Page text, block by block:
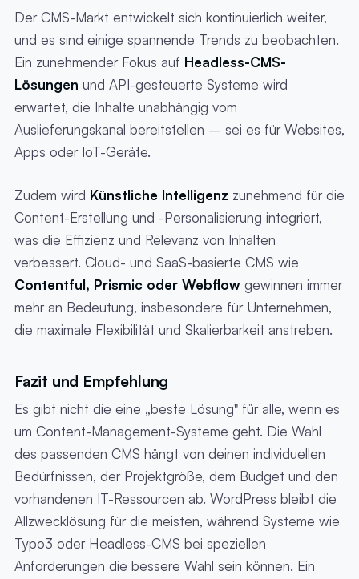
Der CMS-Markt entwickelt sich kontinuierlich weiter,
und es sind einige spannende Trends zu beobachten.
Ein zunehmender Fokus auf Headless-CMS-
Lösungen und API-gesteuerte Systeme wird
erwartet, die Inhalte unabhängig vom
Auslieferungskanal bereitstellen – sei es für Websites,
Apps oder IoT-Geräte.
Zudem wird Künstliche Intelligenz zunehmend für die
Content-Erstellung und -Personalisierung integriert,
was die Effizienz und Relevanz von Inhalten
verbessert. Cloud- und SaaS-basierte CMS wie
Contentful, Prismic oder Webflow gewinnen immer
mehr an Bedeutung, insbesondere für Unternehmen,
die maximale Flexibilität und Skalierbarkeit anstreben.
Fazit und Empfehlung
Es gibt nicht die eine „beste Lösung" für alle, wenn es
um Content-Management-Systeme geht. Die Wahl
des passenden CMS hängt von deinen individuellen
Bedürfnissen, der Projektgröße, dem Budget und den
vorhandenen IT-Ressourcen ab. WordPress bleibt die
Allzwecklösung für die meisten, während Systeme wie
Typo3 oder Headless-CMS bei speziellen
Anforderungen die bessere Wahl sein können. Ein